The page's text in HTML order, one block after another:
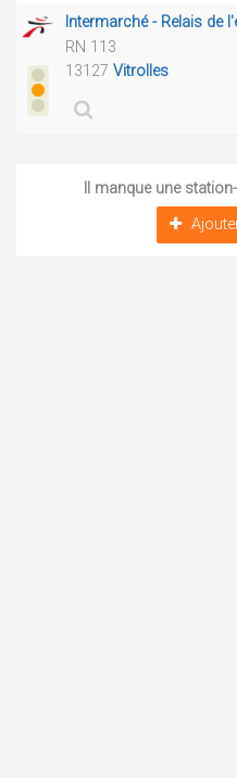
Intermarché - Relais de
RN 113
13127 Vitrolles
Il manque une